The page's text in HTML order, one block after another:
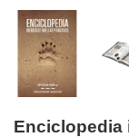
Enciclopedia